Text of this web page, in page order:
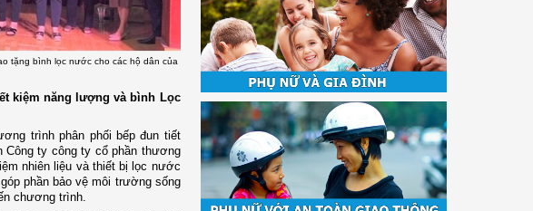
tặng bình lọc nước cho các hộ dân của
kiệm năng lượng và bình Lọc
trình phân phối bếp đun tiết
ty công ty cổ phần thương
nhiên liệu và thiết bị lọc nước
phần bảo vệ môi trường sống
chương trình.